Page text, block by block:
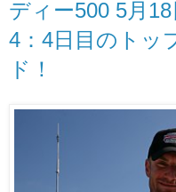
ディー500 5月
4：4日目のトッ
ド！